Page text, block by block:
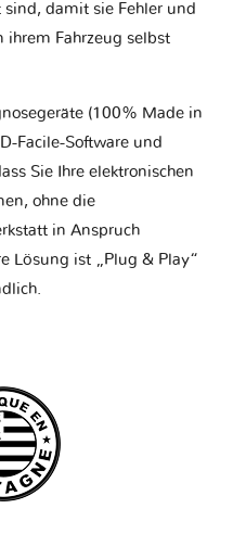
damit sie Fehler und
ihrem Fahrzeug selbst
(100% Made in
Facile-Software und
Sie Ihre elektronischen
ohne die
in Anspruch
Lösung ist „Plug & Play“